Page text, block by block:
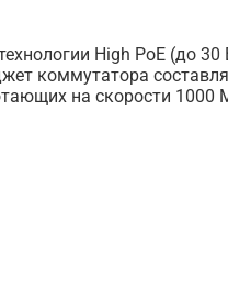
High PoE (до 30
коммутатора
на скорости 1000